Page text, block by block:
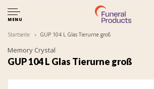
MENU
Startseite GUP 104 L Glas Tierurne groß
Memory Crystal
GUP 104 L Glas Tierurne groß